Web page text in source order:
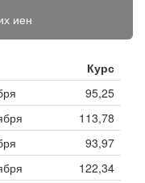
иен
Курс
95,25
113,78
93,97
122,34